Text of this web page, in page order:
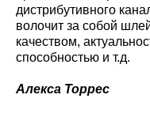
дистрибутивного
волочит за собой
качеством,
способностью и т.д.
Алекса Торрес